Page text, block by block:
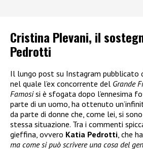
Cristina Plevani, il
Pedrotti
Il lungo post su Instagram pubblicato
nel quale l’ex concorrente del Grande
Famosisi è sfogata dopo l’ennesima
parte di un uomo, ha ottenuto
da parte di donne che, come lei, si
stessa situazione. Tra i commenti
gieffina, ovvero Katia Pedrotti, che
ma come si può scrivere una cosa del